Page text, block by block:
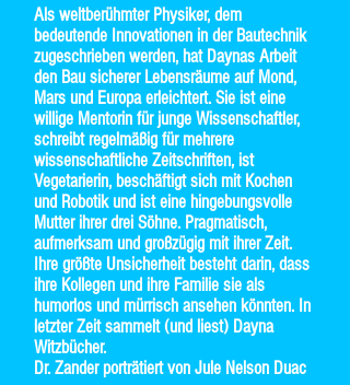
Als weltberühmter Physiker, dem
bedeutende Innovationen in der Bautechnik
zugeschrieben werden, hat Daynas Arbeit
den Bau sicherer Lebensräume auf Mond,
Mars und Europa erleichtert. Sie ist eine
willige Mentorin für junge Wissenschaftler,
schreibt regelmäßig für mehrere
wissenschaftliche Zeitschriften, ist
Vegetarierin, beschäftigt sich mit Kochen
und Robotik und ist eine hingebungsvolle
Mutter ihrer drei Söhne. Pragmatisch,
aufmerksam und großzügig mit ihrer Zeit.
Ihre größte Unsicherheit besteht darin, dass
ihre Kollegen und ihre Familie sie als
humorlos und mürrisch ansehen könnten. In
letzter Zeit sammelt (und liest) Dayna
Witzbücher.
Dr. Zander porträtiert von Jule Nelson Duac